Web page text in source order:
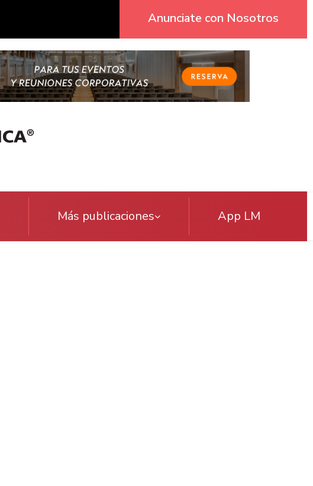
Anunciate con Nosotros
Más publicaciones App LM